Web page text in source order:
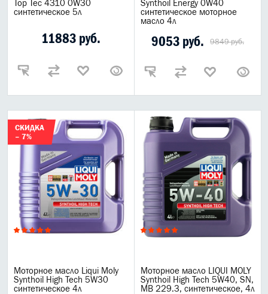
Top Tec 4310 0W30
синтетическое 5л
11883 руб.
Synthoil Energy 0W40
синтетическое моторное
масло 4л
9053 руб. 9849 руб.
СКИДКА
– 7%
Моторное масло Liqui Moly
Synthoil High Tech 5W30
синтетическое 4л
Моторное масло LIQUI MOLY
Synthoil High Tech 5W40, SN,
MB 229.3, синтетическое, 4л